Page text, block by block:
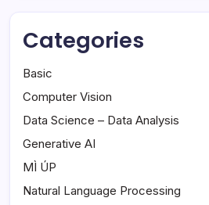
Categories
Basic
Computer Vision
Data Science – Data Analysis
Generative AI
MÌ ÚP
Natural Language Processing